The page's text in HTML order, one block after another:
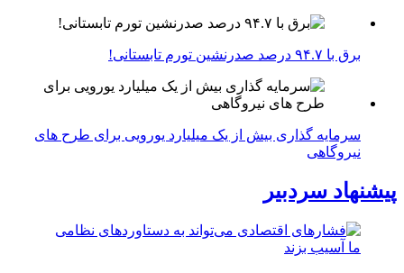
برق با ۹۴.۷ درصد صدرنشین تورم تابستانی!
سرمایه گذاری بیش از یک میلیارد یورویی برای طرح های
نیروگاهی
پیشنهاد سردبیر